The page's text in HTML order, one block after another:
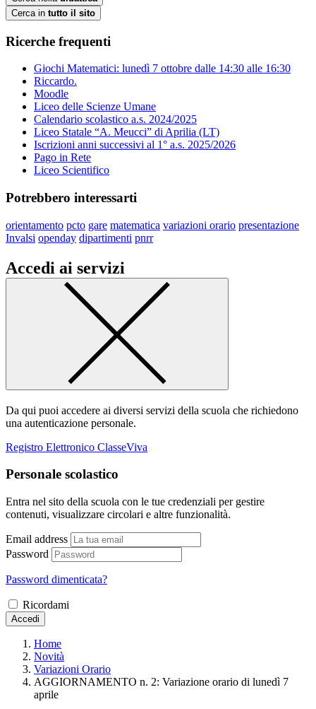
Cerca in tutto il sito
Ricerche frequenti
Giochi Matematici: lunedì 7 ottobre dalle 14:30 alle 16:30
Riccardo.
Moodle
Liceo delle Scienze Umane
Calendario scolastico a.s. 2024/2025
Liceo Statale “A. Meucci” di Aprilia (LT)
Iscrizioni anni successivi al 1° a.s. 2025/2026
Pago in Rete
Liceo Scientifico
Potrebbero interessarti
orientamento pcto gare matematica variazioni orario presentazione
Invalsi openday dipartimenti pnrr
Accedi ai servizi
Da qui puoi accedere ai diversi servizi della scuola che richiedono
una autenticazione personale.
Registro Elettronico ClasseViva
Personale scolastico
Entra nel sito della scuola con le tue credenziali per gestire
contenuti, visualizzare circolari e altre funzionalità.
Email address
Password
Password dimenticata?
Ricordami
Accedi
Home
Novità
Variazioni Orario
AGGIORNAMENTO n. 2: Variazione orario di lunedì 7
aprile